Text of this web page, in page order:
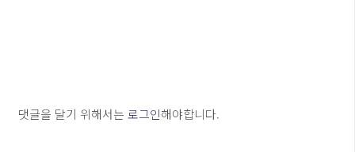
댓글을 달기 위해서는 로그인해야합니다.